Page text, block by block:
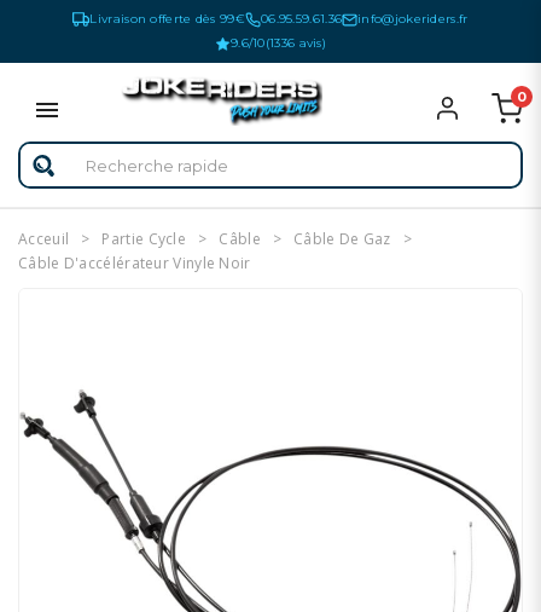
Livraison offerte dès 99€ 06.95.59.61.36
info@jokeriders.fr
9.6/10(1336 avis)
0
Acceuil Partie Cycle Câble
Câble De Gaz
Câble D'accélérateur Vinyle Noir